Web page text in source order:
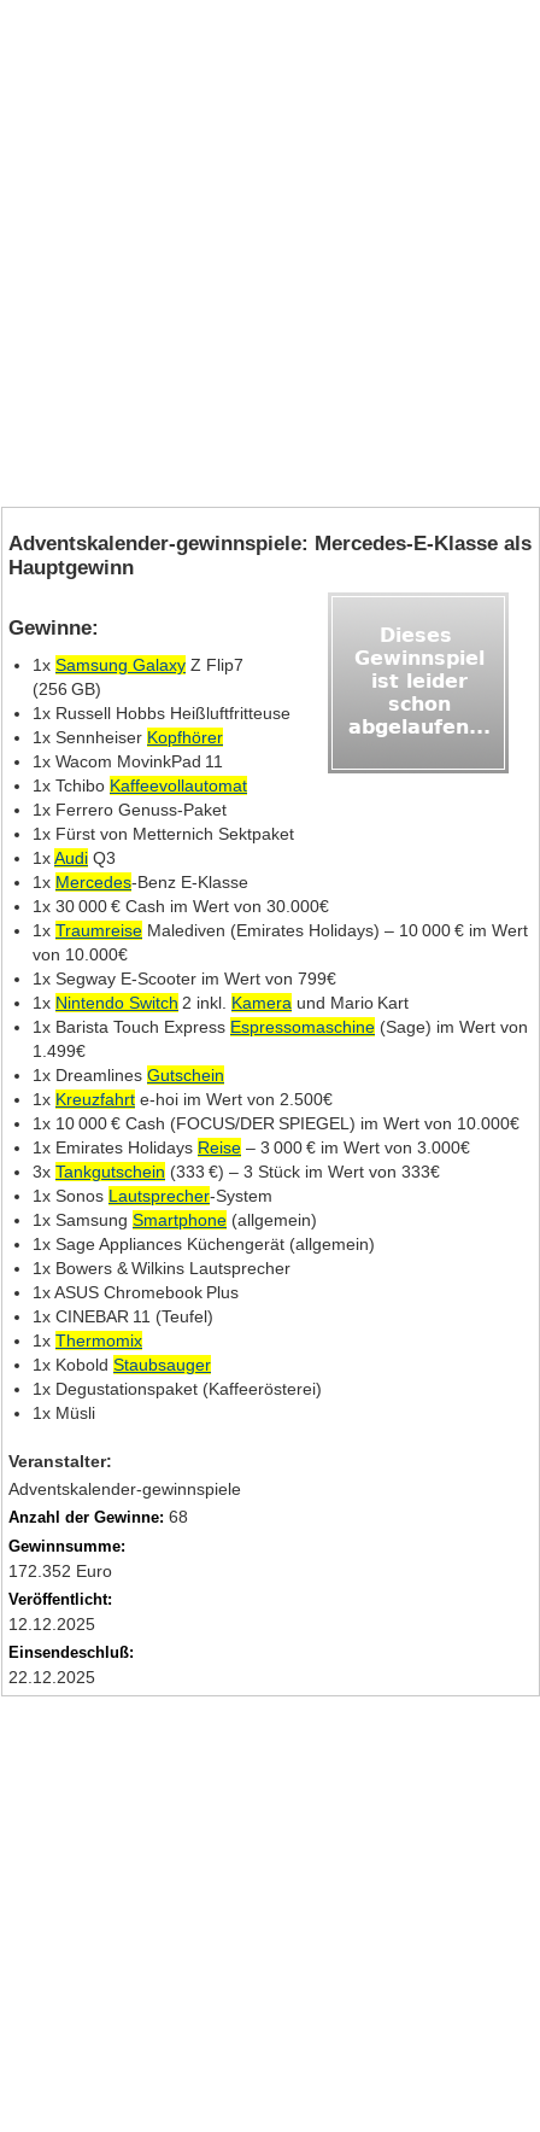
Adventskalender-gewinnspiele: Mercedes‑E‑Klasse als
Hauptgewinn
Gewinne:
1x Samsung Galaxy Z Flip7
(256 GB)
1x Russell Hobbs Heißluftfritteuse
1x Sennheiser Kopfhörer
1x Wacom MovinkPad 11
1x Tchibo Kaffeevollautomat
1x Ferrero Genuss‑Paket
1x Fürst von Metternich Sektpaket
1xAudi Q3
1x Mercedes‑Benz E‑Klasse
1x 30 000 € Cash im Wert von 30.000€
1x Traumreise Malediven (Emirates Holidays) – 10 000 € im Wert
von 10.000€
1x Segway E‑Scooter im Wert von 799€
1x Nintendo Switch 2 inkl. Kamera und Mario Kart
1x Barista Touch Express Espressomaschine (Sage) im Wert von
1.499€
1x Dreamlines Gutschein
1x Kreuzfahrt e‑hoi im Wert von 2.500€
1x 10 000 € Cash (FOCUS/DER SPIEGEL) im Wert von 10.000€
1x Emirates Holidays Reise – 3 000 € im Wert von 3.000€
3x Tankgutschein (333 €) – 3 Stück im Wert von 333€
1x Sonos Lautsprecher‑System
1x Samsung Smartphone (allgemein)
1x Sage Appliances Küchengerät (allgemein)
1x Bowers & Wilkins Lautsprecher
1x ASUS Chromebook Plus
1x CINEBAR 11 (Teufel)
1x Thermomix
1x Kobold Staubsauger
1x Degustationspaket (Kaffeerösterei)
1x Müsli
Veranstalter:
Adventskalender-gewinnspiele
Anzahl der Gewinne: 68
Gewinnsumme:
172.352 Euro
Veröffentlicht:
12.12.2025
Einsendeschluß:
22.12.2025